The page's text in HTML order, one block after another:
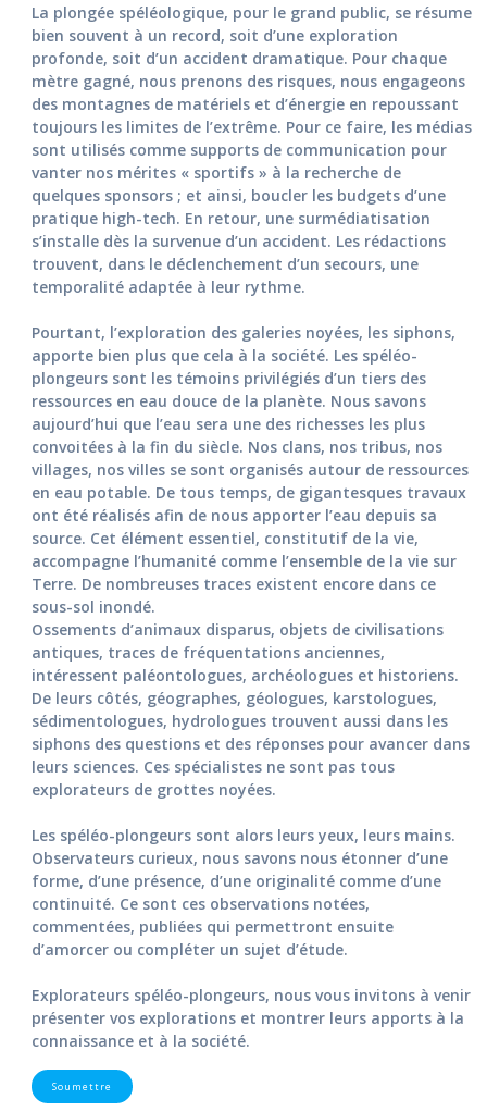
La plongée spéléologique, pour le grand public, se résume
bien souvent à un record, soit d’une exploration
profonde, soit d’un accident dramatique. Pour chaque
mètre gagné, nous prenons des risques, nous engageons
des montagnes de matériels et d’énergie en repoussant
toujours les limites de l’extrême. Pour ce faire, les médias
sont utilisés comme supports de communication pour
vanter nos mérites « sportifs » à la recherche de
quelques sponsors ; et ainsi, boucler les budgets d’une
pratique high-tech. En retour, une surmédiatisation
s’installe dès la survenue d’un accident. Les rédactions
trouvent, dans le déclenchement d’un secours, une
temporalité adaptée à leur rythme.
Pourtant, l’exploration des galeries noyées, les siphons,
apporte bien plus que cela à la société. Les spéléo-
plongeurs sont les témoins privilégiés d’un tiers des
ressources en eau douce de la planète. Nous savons
aujourd’hui que l’eau sera une des richesses les plus
convoitées à la fin du siècle. Nos clans, nos tribus, nos
villages, nos villes se sont organisés autour de ressources
en eau potable. De tous temps, de gigantesques travaux
ont été réalisés afin de nous apporter l’eau depuis sa
source. Cet élément essentiel, constitutif de la vie,
accompagne l’humanité comme l’ensemble de la vie sur
Terre. De nombreuses traces existent encore dans ce
sous-sol inondé.
Ossements d’animaux disparus, objets de civilisations
antiques, traces de fréquentations anciennes,
intéressent paléontologues, archéologues et historiens.
De leurs côtés, géographes, géologues, karstologues,
sédimentologues, hydrologues trouvent aussi dans les
siphons des questions et des réponses pour avancer dans
leurs sciences. Ces spécialistes ne sont pas tous
explorateurs de grottes noyées.
Les spéléo-plongeurs sont alors leurs yeux, leurs mains.
Observateurs curieux, nous savons nous étonner d’une
forme, d’une présence, d’une originalité comme d’une
continuité. Ce sont ces observations notées,
commentées, publiées qui permettront ensuite
d’amorcer ou compléter un sujet d’étude.
Explorateurs spéléo-plongeurs, nous vous invitons à venir
présenter vos explorations et montrer leurs apports à la
connaissance et à la société.
Soumettre